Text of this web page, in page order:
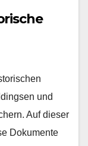
und
Auf dieser
Dokumente